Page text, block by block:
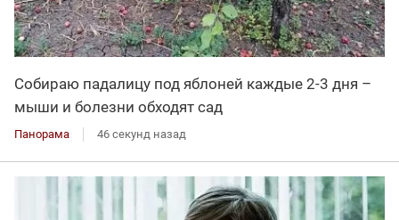
Собираю падалицу под яблоней каждые 2-3 дня –
мыши и болезни обходят сад
Панорама 46 секунд назад